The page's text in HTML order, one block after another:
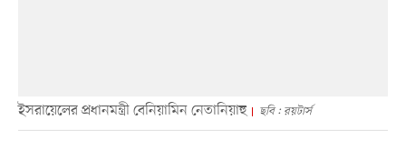
ইসরায়েলের প্রধানমন্ত্রী বেনিয়ামিন নেতানিয়াহু ছবি : রয়টার্স